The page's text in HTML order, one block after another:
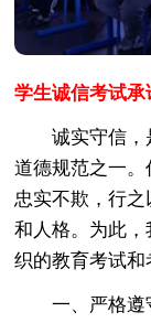
学生诚信考试承
诚实守信，是
道德规范之一。
忠实不欺，行
和人格。为此
织的教育考试和
一、严格遵守